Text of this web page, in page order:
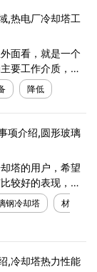
,热电厂冷却塔工
面看，就是一个
要工作介质，实
，并且有起到温
的时候，从一侧
降低
项介绍,圆形玻璃
塔的用户，希望
较好的表现，那
好相关的工作，
本文就来简单地
钢冷却塔
材
,冷却塔热力性能